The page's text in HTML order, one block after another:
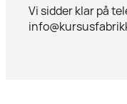
Vi sidder klar på